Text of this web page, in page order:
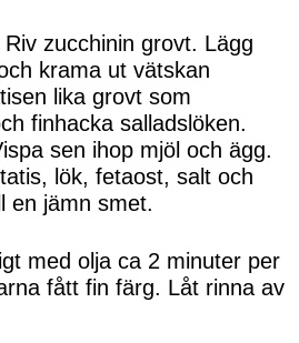
zucchinin grovt. Lägg
krama ut vätskan
lika grovt som
finhacka salladslöken.
sen ihop mjöl och ägg.
lök, fetaost, salt och
en jämn smet.
med olja ca 2 minuter per
fått fin färg. Låt rinna av